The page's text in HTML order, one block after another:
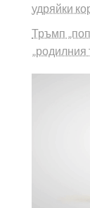
удряйки
Тръмп